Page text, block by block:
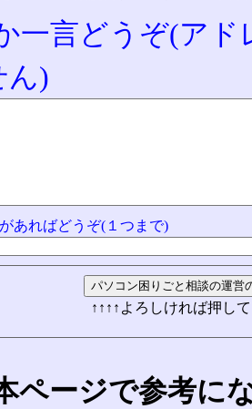
一言どうぞ(ア
ん)
あればどうぞ(１つまで)
↑↑↑↑よろしければ押し
ページで参考に